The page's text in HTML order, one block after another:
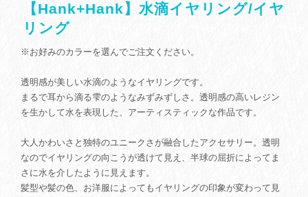
【Hank+Hank】水滴イヤリング/イヤ
リング
※お好みのカラーを選んでご注文ください。
透明感が美しい水滴のようなイヤリングです。
まるで耳から滴る雫のようなみずみずしさ。透明感の高いレジン
を生かして水を表現した、アーティスティックな作品です。
大人かわいさと独特のユニークさが融合したアクセサリー。透明
なのでイヤリングの向こうが透けて見え、半球の屈折によってま
さに水を介したように見えます。
髪型や髪の色、お洋服によってもイヤリングの印象が変わって見